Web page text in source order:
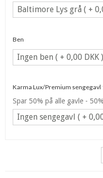
Ben
Karma Lux/Premium sengegavl
Spar 50% på alle gavle -